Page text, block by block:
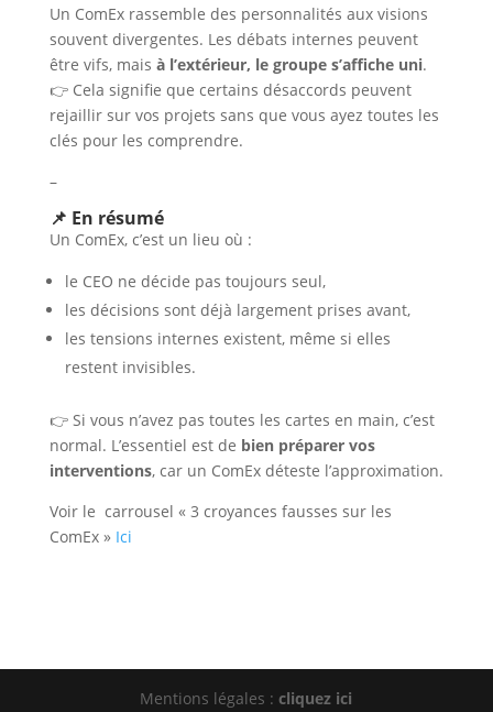
Un ComEx rassemble des personnalités aux visions
souvent divergentes. Les débats internes peuvent
être vifs, mais à l’extérieur, le groupe s’affiche uni.
👉 Cela signifie que certains désaccords peuvent
rejaillir sur vos projets sans que vous ayez toutes les
clés pour les comprendre.
–
📌 En résumé
Un ComEx, c’est un lieu où :
le CEO ne décide pas toujours seul,
les décisions sont déjà largement prises avant,
les tensions internes existent, même si elles
restent invisibles.
👉 Si vous n’avez pas toutes les cartes en main, c’est
normal. L’essentiel est de bien préparer vos
interventions, car un ComEx déteste l’approximation.
Voir le carrousel « 3 croyances fausses sur les
ComEx » Ici
Mentions légales :cliquez ici